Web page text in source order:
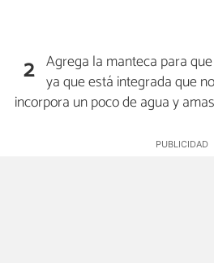
2 Agrega la manteca para
ya que está integrada que
incorpora un poco de agua y